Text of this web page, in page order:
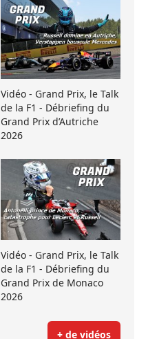
Vidéo - Grand Prix, le Talk
de la F1 - Débriefing du
Grand Prix d’Autriche
2026
Vidéo - Grand Prix, le Talk
de la F1 - Débriefing du
Grand Prix de Monaco
2026
+ de vidéos